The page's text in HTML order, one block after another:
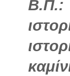
Β.Π.: